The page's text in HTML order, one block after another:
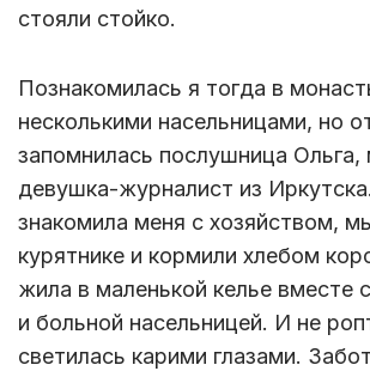
стояли стойко.
Познакомилась я тогда в
несколькими насельницами, но
запомнилась послушница Ольга,
девушка-журналист из
знакомила меня с хозяйством,
курятнике и кормили хлебом
жила в маленькой келье вместе
и больной насельницей. И не
светилась карими глазами.